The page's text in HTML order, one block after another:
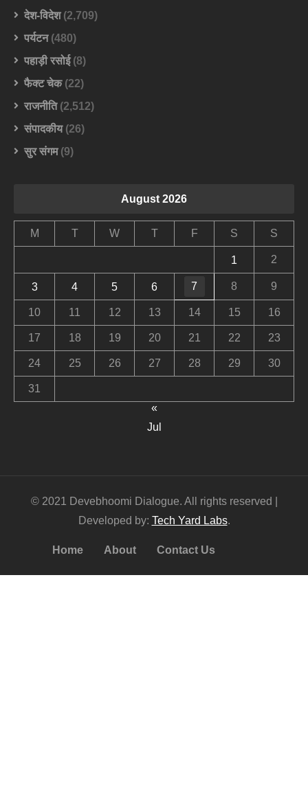
देश-विदेश(2,709)
पर्यटन(480)
पहाड़ी रसोई(8)
फैक्ट चेक(22)
राजनीति(2,512)
संपादकीय(26)
सुर संगम(9)
August 2026
M T W T F S S
1 2
3 4 5 6 7 8 9
10 11 12 13 14 15 16
17 18 19 20 21 22 23
24 25 26 27 28 29 30
31
«
Jul
© 2021 Devebhoomi Dialogue. All rights reserved |
Developed by: Tech Yard Labs.
Home About Contact Us